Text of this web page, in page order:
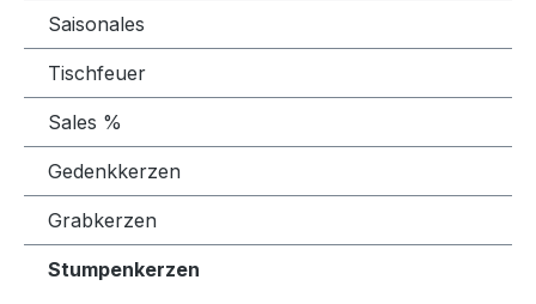
Saisonales
Tischfeuer
Sales %
Gedenkkerzen
Grabkerzen
Stumpenkerzen